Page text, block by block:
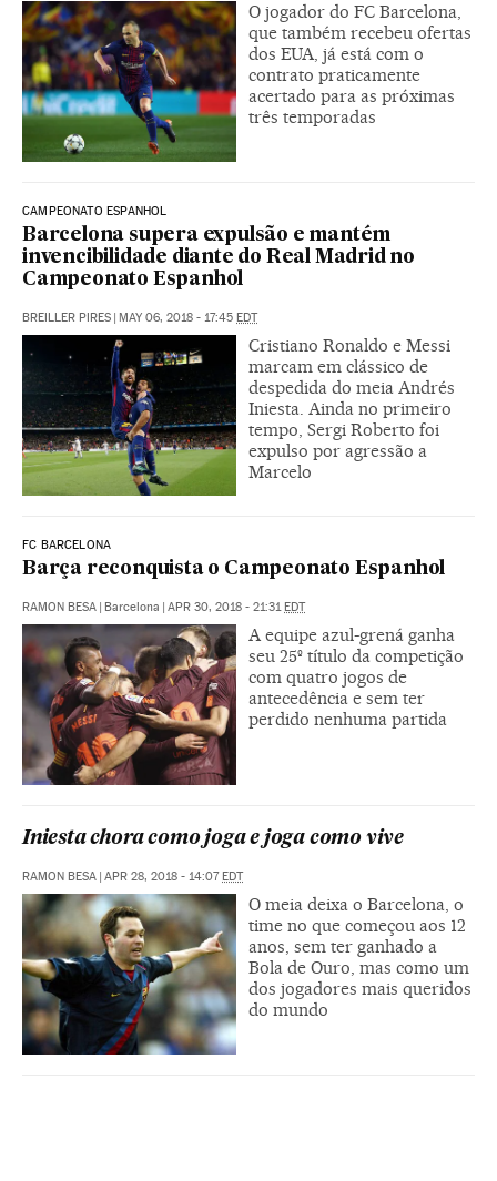
O jogador do FC Barcelona,
que também recebeu ofertas
dos EUA, já está com o
contrato praticamente
acertado para as próximas
três temporadas
CAMPEONATO ESPANHOL
Barcelona supera expulsão e mantém
invencibilidade diante do Real Madrid no
Campeonato Espanhol
BREILLER PIRES | MAY 06, 2018 - 17:45 EDT
Cristiano Ronaldo e Messi
marcam em clássico de
despedida do meia Andrés
Iniesta. Ainda no primeiro
tempo, Sergi Roberto foi
expulso por agressão a
Marcelo
FC BARCELONA
Barça reconquista o Campeonato Espanhol
RAMON BESA | Barcelona | APR 30, 2018 - 21:31EDT
A equipe azul-grená ganha
seu 25º título da competição
com quatro jogos de
antecedência e sem ter
perdido nenhuma partida
Iniesta chora como joga e joga como vive
RAMON BESA | APR 28, 2018 - 14:07EDT
O meia deixa o Barcelona, o
time no que começou aos 12
anos, sem ter ganhado a
Bola de Ouro, mas como um
dos jogadores mais queridos
do mundo